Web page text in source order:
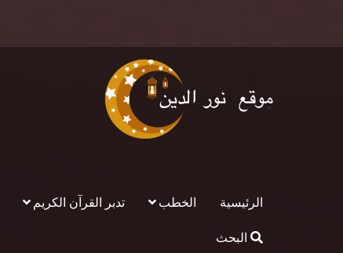
الرئيسية الخطب تدبر القرآن الكريم
البحث